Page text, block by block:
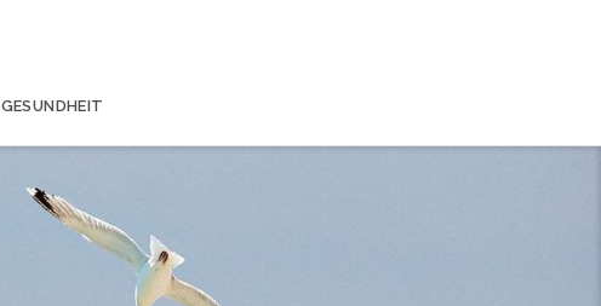
GESUNDHEIT